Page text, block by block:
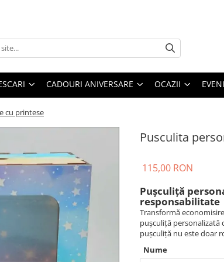
CADOURI ANIVERSARE OCAZII
cu printese
Pusculita
115,00 RON
Pușculiță
responsabilitate
Transformă
pușculiță personalizată
pușculiță nu este doar
Nume